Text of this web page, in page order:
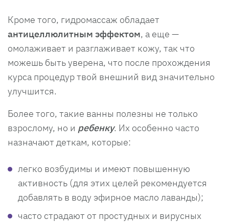
Кроме того, гидромассаж обладает
антицеллюлитным эффектом, а еще —
омолаживает и разглаживает кожу, так что
можешь быть уверена, что после прохождения
курса процедур твой внешний вид значительно
улучшится.
Более того, такие ванны полезны не только
взрослому, но и ребенку. Их особенно часто
назначают деткам, которые:
легко возбудимы и имеют повышенную
активность (для этих целей рекомендуется
добавлять в воду эфирное масло лаванды);
часто страдают от простудных и вирусных